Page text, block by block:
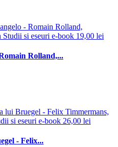
Rolland,...
- Felix...